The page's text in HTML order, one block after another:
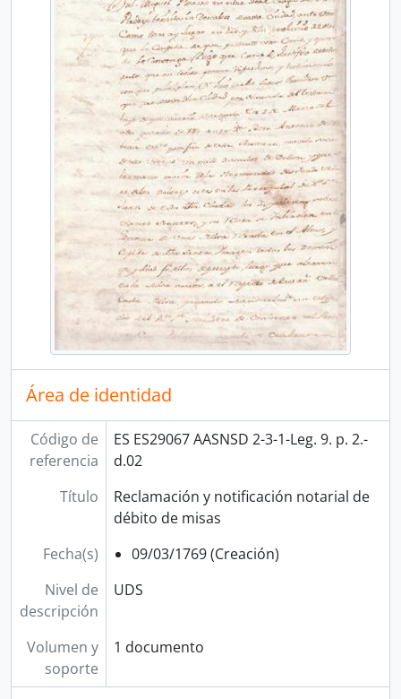
Área de identidad
Código de
referencia
ES ES29067 AASNSD 2-3-1-Leg. 9. p. 2.-
d.02
Título
Reclamación y notificación notarial de
débito de misas
Fecha(s)
09/03/1769 (Creación)
Nivel de
descripción
UDS
Volumen y
soporte
1 documento